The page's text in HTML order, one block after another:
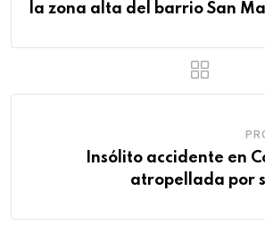
la zona alta del barrio San
Insólito accidente en
atropellada por